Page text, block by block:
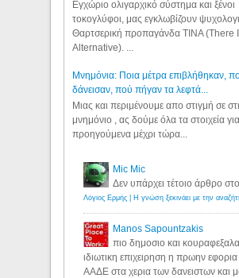
Εγχώριο ολιγαρχικό σύστημα και ξένοι
τοκογλύφοι, μας εγκλωβίζουν
Θαρτσερική προπαγάνδα TINA (There
Alternative). ...
Μνημόνια: Ποια μέτρα επιβλήθηκαν,
δάνεισαν, πού πήγαν τα λεφτά...
Μιας και περιμένουμε απο στιγμή σε
μνημόνιο , ας δούμε όλα τα στοιχεία
προηγούμενα μέχρι τώρα...
Mic Mic
Δεν υπάρχει τέτοιο άρθρο
Manos Sapountzakis
πιο δημοσιο και κουραφεξαλα
ιδιωτικη επιχειρηση η πρωην
ΑΑΔΕ στα χερια των δανειστων και